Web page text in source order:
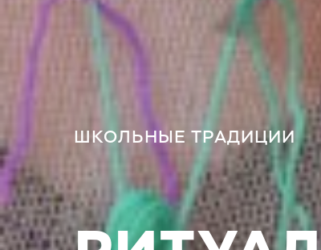
ШКОЛЬНЫЕ ТРАДИЦИИ